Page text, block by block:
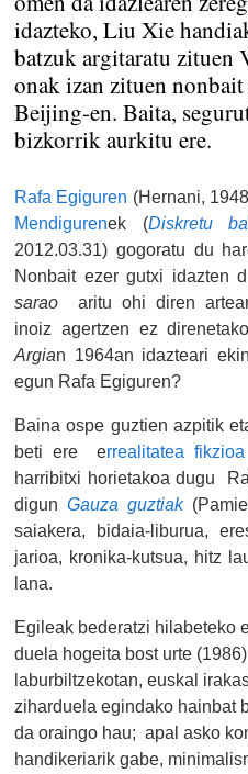
idazteko, Liu Xie
batzuk argitaratu zituen
onak izan zituen
Beijing-en. Baita,
bizkorrik aurkitu ere.
Rafa Egiguren (Hernani,
Mendigurenek (Diskretu
2012.03.31) gogoratu du
Nonbait ezer gutxi idazten
sarao aritu ohi diren
inoiz agertzen ez
Argian 1964an idazteari
egun Rafa Egiguren?
Baina ospe guztien azpitik
beti ere errealitatea
harribitxi horietakoa dugu
digunGauza guztiak
saiakera, bidaia-liburua,
jarioa, kronika-kutsua, hitz
lana.
Egileak bederatzi hilabeteko
duela hogeita bost urte
laburbiltzekotan, euskal
ziharduela egindako hainbat
da oraingo hau; apal asko
handikeriarik gabe,